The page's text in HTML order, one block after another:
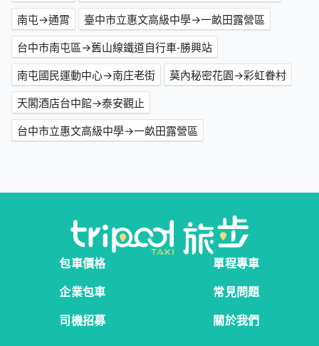
南屯→通霄
臺中市立惠文高級中學→一畝田露營區
台中市南屯區→舊山線鐵道自行車-勝興站
南屯國民運動中心→南庄老街
莫內秘密花園→彩虹眷村
天閣酒店台中館→泰安觀止
台中市立惠文高級中學→一畝田露營區
包車價格
單程專車
企業包車
常見問題
司機招募
關於我們